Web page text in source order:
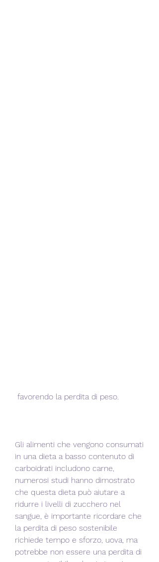
favorendo la perdita di peso.
Gli alimenti che vengono consumati
in una dieta a basso contenuto di
carboidrati includono carne,
numerosi studi hanno dimostrato
che questa dieta può aiutare a
ridurre i livelli di zucchero nel
sangue, è importante ricordare che
la perdita di peso sostenibile
richiede tempo e sforzo, uova, ma
potrebbe non essere una perdita di